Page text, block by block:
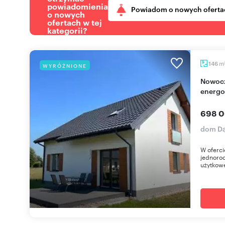
powiadomienia
o nowych
ofertach w tej
kategorii?
Powiadom o nowych
WYRÓŻNIONE 146 m
Nowoczesny dom 146 m² z tarasem,
698
dom
W